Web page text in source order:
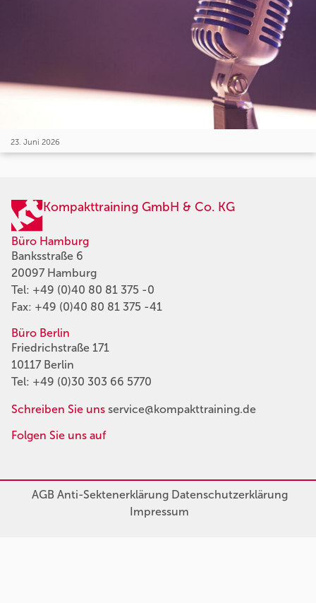
23. Juni 2026
Kompakttraining GmbH & Co. KG
Büro Hamburg
Banksstraße 6
20097 Hamburg
Tel: +49 (0)40 80 81 375 -0
Fax: +49 (0)40 80 81 375 -41
Büro Berlin
Friedrichstraße 171
10117 Berlin
Tel: +49 (0)30 303 66 5770
Schreiben Sie uns service@kompakttraining.de
Folgen Sie uns auf
AGBAnti-SektenerklärungDatenschutzerklärung
Impressum